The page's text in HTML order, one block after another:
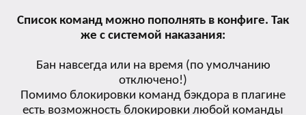
Список команд можно пополнять в конфиге. Так
же с системой наказания:
Бан навсегда или на время (по умолчанию
отключено!)
Помимо блокировки команд бэкдора в плагине
есть возможность блокировки любой команды